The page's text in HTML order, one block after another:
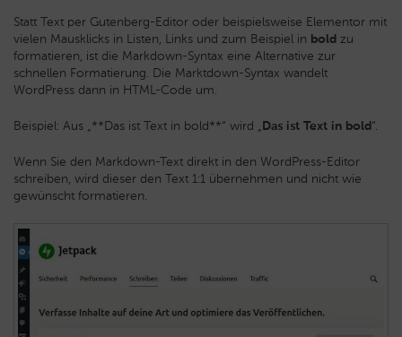
Statt Text per Gutenberg-Editor oder beispielsweise Elementor mit
vielen Mausklicks in Listen, Links und zum Beispiel in bold zu
formatieren, ist die Markdown-Syntax eine Alternative zur
schnellen Formatierung. Die Marktdown-Syntax wandelt
WordPress dann in HTML-Code um.
Beispiel: Aus „**Das ist Text in bold**“ wird „Das ist Text in bold“.
Wenn Sie den Markdown-Text direkt in den WordPress-Editor
schreiben, wird dieser den Text 1:1 übernehmen und nicht wie
gewünscht formatieren.